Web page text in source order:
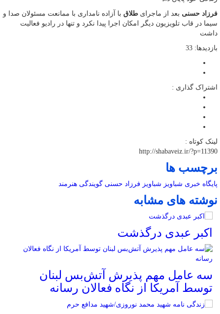
فرزاد حسنی بعد از ماجرای طلاق با آزاده نامداری با ممانعت مسئولان صدا و
سیما در قاب تلویزیون دیگر امکان اجرا پیدا نکرد و تنها در رادیو فعالیت
داشت
بازدیدها: 33
اشتراک گذاری :
لینک کوتاه :
http://shabaveiz.ir/?p=11390
برچسب ها
پایگاه خبری شباویز شباویز فرزاد حسنی گویندگی هنرمند
نوشته های مشابه
اکبر عبدی درگذشت
سه عامل مهم پذیرش آتش‌بس لبنان
توسط آمریکا از نگاه فعالان رسانه